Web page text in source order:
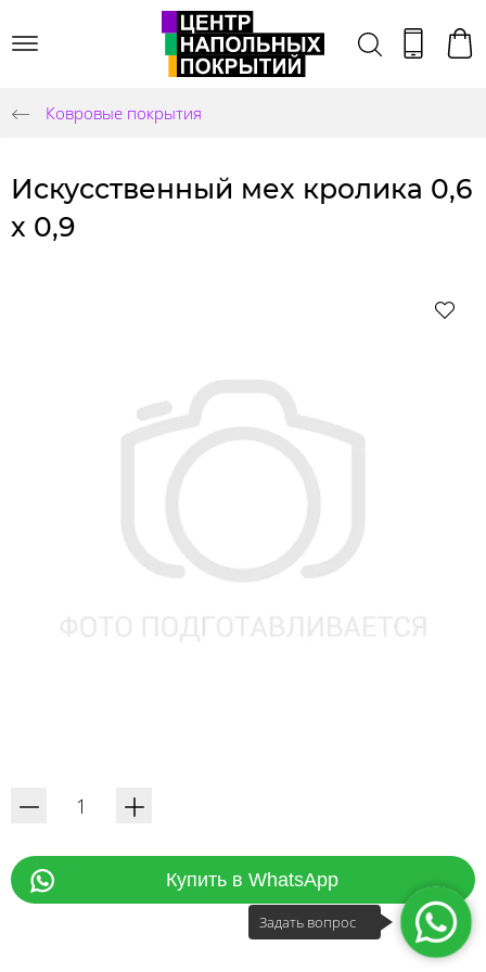
Ковровые покрытия
Искусственный мех кролика 0,6
х 0,9
Купить в WhatsApp
Задать вопрос